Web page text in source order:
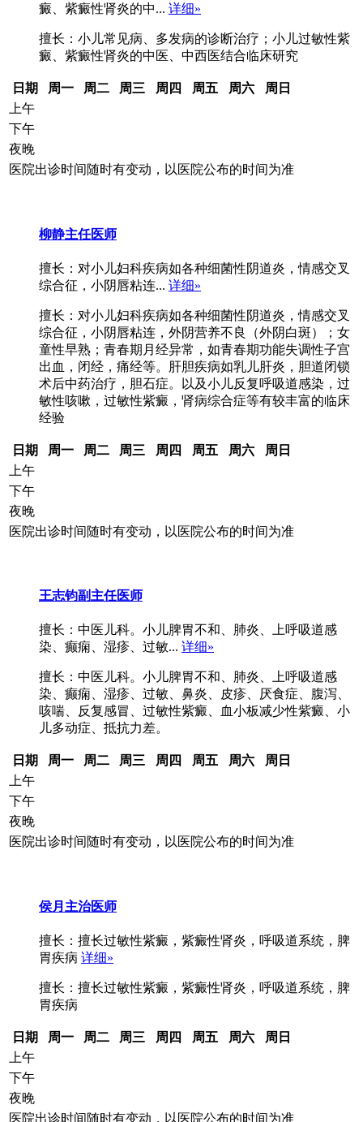
癜、紫癜性肾炎的中... 详细»
擅长：小儿常见病、多发病的诊断治疗；小儿过敏性紫
癜、紫癜性肾炎的中医、中西医结合临床研究
日期 周一 周二 周三 周四 周五 周六
周日
上午
下午
夜晚
医院出诊时间随时有变动，以医院公布的时间为准
柳静主任医师
擅长：对小儿妇科疾病如各种细菌性阴道炎，情感交叉
综合征，小阴唇粘连... 详细»
擅长：对小儿妇科疾病如各种细菌性阴道炎，情感交叉
综合征，小阴唇粘连，外阴营养不良（外阴白斑）；女
童性早熟；青春期月经异常，如青春期功能失调性子宫
出血，闭经，痛经等。肝胆疾病如乳儿肝炎，胆道闭锁
术后中药治疗，胆石症。以及小儿反复呼吸道感染，过
敏性咳嗽，过敏性紫癜，肾病综合症等有较丰富的临床
经验
日期 周一 周二 周三 周四 周五 周六
周日
上午
下午
夜晚
医院出诊时间随时有变动，以医院公布的时间为准
王志钧副主任医师
擅长：中医儿科。小儿脾胃不和、肺炎、上呼吸道感
染、癫痫、湿疹、过敏... 详细»
擅长：中医儿科。小儿脾胃不和、肺炎、上呼吸道感
染、癫痫、湿疹、过敏、鼻炎、皮疹、厌食症、腹泻、
咳喘、反复感冒、过敏性紫癜、血小板减少性紫癜、小
儿多动症、抵抗力差。
日期 周一 周二 周三 周四 周五 周六
周日
上午
下午
夜晚
医院出诊时间随时有变动，以医院公布的时间为准
侯月 主治医师
擅长：擅长过敏性紫癜，紫癜性肾炎，呼吸道系统，脾
胃疾病 详细»
擅长：擅长过敏性紫癜，紫癜性肾炎，呼吸道系统，脾
胃疾病
日期 周一 周二 周三 周四 周五 周六
周日
上午
下午
夜晚
医院出诊时间随时有变动，以医院公布的时间为准